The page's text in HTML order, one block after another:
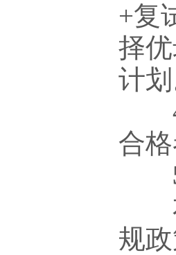
+复
择
计
4
合
5
本
规